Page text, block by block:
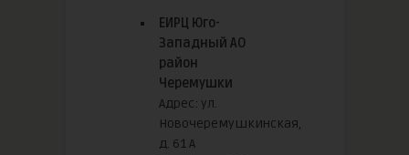
ЕИРЦ Юго-
Западный АО
район
Черемушки
Адрес: ул.
Новочеремушкинская,
д. 61 А